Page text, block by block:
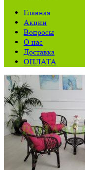
Главная
Акции
Вопросы
О нас
Доставка
ОПЛАТА